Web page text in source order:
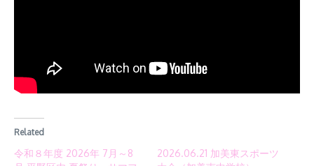
Related
令和８年度 2026年 7月～8
2026.06.21 加美東スポーツ